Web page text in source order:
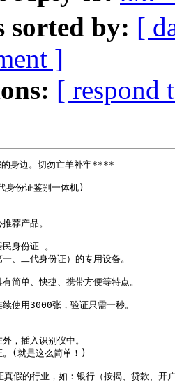
sorted by: [
]
[ respond
身边。切勿亡羊补牢****
身份证鉴别一体机)
荐产品。
身份证 。
、二代身份证）的专用设备。
简单、快捷、携带方便等特点。
使用3000张，验证只需一秒。
，插入识别仪中。
(就是这么简单！)
假的行业，如：银行（按揭、贷款、开